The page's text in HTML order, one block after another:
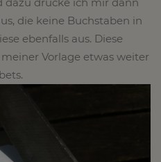
dazu drucke ich mir dann
die keine Buchstaben in
ebenfalls aus. Diese
Vorlage etwas weiter